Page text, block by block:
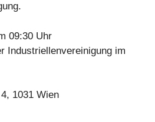
09:30 Uhr
Industriellenvereinigung im
1031 Wien